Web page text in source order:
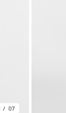
07